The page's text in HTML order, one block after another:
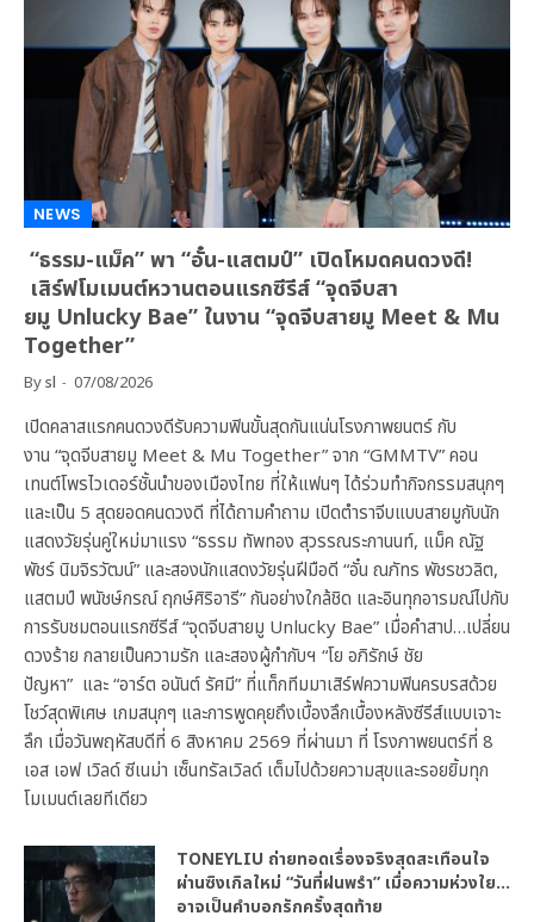
NEWS
“ธรรม-แม็ค” พา “อั๋น-แสตมป์” เปิดโหมดคนดวงดี!
เสิร์ฟโมเมนต์หวานตอนแรกซีรีส์ “จุดจีบสา
ยมู Unlucky Bae” ในงาน “จุดจีบสายมู Meet & Mu
Together”
Bysl 07/08/2026
เปิดคลาสแรกคนดวงดีรับความฟินขั้นสุดกันแน่นโรงภาพยนตร์ กับ
งาน “จุดจีบสายมู Meet & Mu Together” จาก “GMMTV” คอน
เทนต์โพรไวเดอร์ชั้นนำของเมืองไทย ที่ให้แฟนๆ ได้ร่วมทำกิจกรรมสนุกๆ
และเป็น 5 สุดยอดคนดวงดี ที่ได้ถามคำถาม เปิดตำราจีบแบบสายมูกับนัก
แสดงวัยรุ่นคู่ใหม่มาแรง “ธรรม ทัพทอง สุวรรณระกานนท์, แม็ค ณัฐ
พัชร์ นิมจิรวัฒน์” และสองนักแสดงวัยรุ่นฝีมือดี “อั๋น ณภัทร พัชรชวลิต,
แสตมป์ พนัชษ์กรณ์ ฤกษ์ศิริอารี” กันอย่างใกล้ชิด และอินทุกอารมณ์ไปกับ
การรับชมตอนแรกซีรีส์ “จุดจีบสายมู Unlucky Bae” เมื่อคำสาป…เปลี่ยน
ดวงร้าย กลายเป็นความรัก และสองผู้กำกับฯ “โย อภิรักษ์ ชัย
ปัญหา” และ “อาร์ต อนันต์ รัศมี” ที่แท็กทีมมาเสิร์ฟความฟินครบรสด้วย
โชว์สุดพิเศษ เกมสนุกๆ และการพูดคุยถึงเบื้องลึกเบื้องหลังซีรีส์แบบเจาะ
ลึก เมื่อวันพฤหัสบดีที่ 6 สิงหาคม 2569 ที่ผ่านมา ที่ โรงภาพยนตร์ที่ 8
เอส เอฟ เวิลด์ ซีเนม่า เซ็นทรัลเวิลด์ เต็มไปด้วยความสุขและรอยยิ้มทุก
โมเมนต์เลยทีเดียว
TONEYLIU ถ่ายทอดเรื่องจริงสุดสะเทือนใจ
ผ่านซิงเกิลใหม่ “วันที่ฝนพรำ” เมื่อความห่วงใย…
อาจเป็นคำบอกรักครั้งสุดท้าย